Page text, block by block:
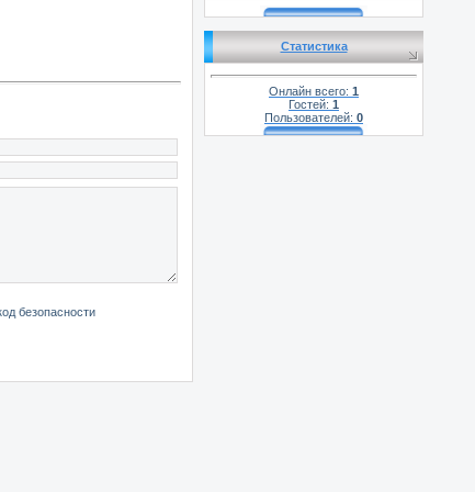
Статистика
Онлайн всего: 1
Гостей: 1
Пользователей: 0